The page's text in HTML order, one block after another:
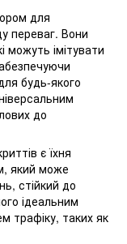
для
переваг. Вони
можуть імітувати
будь-якого
до
є їхня
який може
стійкий до
ідеальним
трафіку, таких як